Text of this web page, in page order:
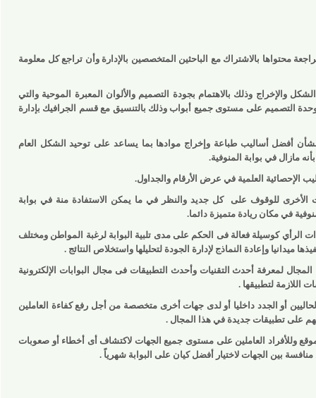
بالاشتراك مع الباحثين المتخصصين بالإدارة وأن تراجع كل معلومة
وذلك بالاهتمام بجودة التصميم والألوان المعبرة الموحية والتي
على مستوى جميع أبواب وذلك بالتنسيق مع قسم الجرافيك بإدارة
أفضل أساليب طباعة وإخراج موادها بما يساعد على توحيد الشكل العام
في بوابة المنوفية.
العلمية في عرض الأرقام والجداول.
للوقوف على
كل جديد والنظر في ما يمكن الاستفادة منة في بوابة
مكان ريادة متميزة دائما.
كوسيلة فعالة فى الحكم على مدى تلبية البوابة لرغبة المواطن ومختلف
وإعادة النماذج لإدارة الجودة لتحليلها واستخلاص النتائج .
لمعرفة أحدث التقنيات وأحدث التطبيقات فى مجال البوابات الإلكترونية
لتطبيقها .
أو الجدد داخليا أو لدى جهات أخرى متخصصة من أجل رفع كفاءة العاملين
تطبيقات جديدة في هذا المجال .
وللأفراد العاملين على مستوى جميع الجهات لاكتشاف أى أخطاء أو صعوبات
الجهات لاختيار أفضل كيان على البوابة شهرياً .